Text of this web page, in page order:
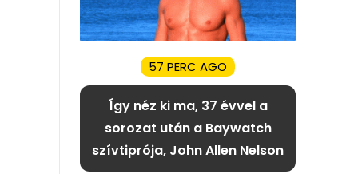
57 PERC AGO
Így néz ki ma, 37 évvel a
sorozat után a Baywatch
szívtiprója, John Allen Nelson